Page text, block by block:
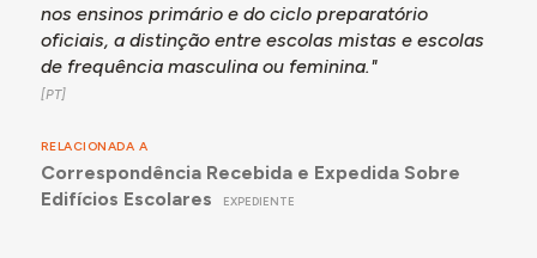
nos ensinos primário e do ciclo preparatório
oficiais, a distinção entre escolas mistas e escolas
de frequência masculina ou feminina."
RELACIONADA A
Correspondência Recebida e Expedida Sobre
Edifícios Escolares
EXPEDIENTE